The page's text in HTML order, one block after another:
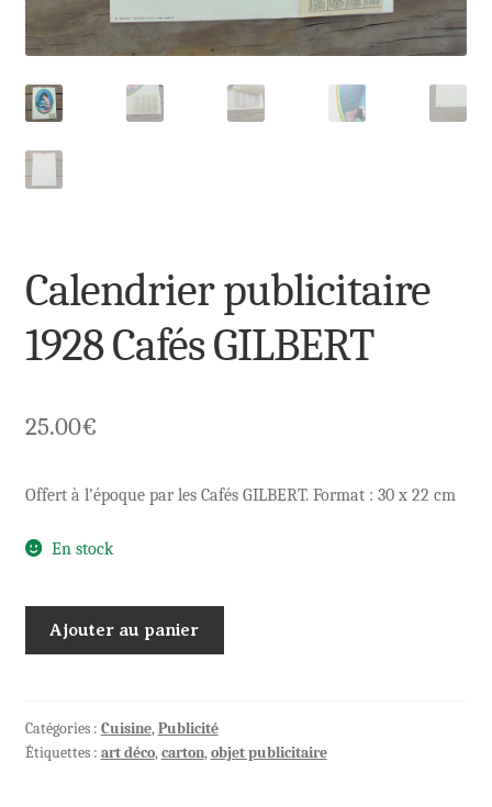
Calendrier publicitaire
1928 Cafés GILBERT
25.00€
Offert à l’époque par les Cafés GILBERT. Format : 30 x 22 cm
En stock
1928
Cafés
Ajouter au panier
Catégories : Cuisine,Publicité
Étiquettes : art déco,carton,objet publicitaire